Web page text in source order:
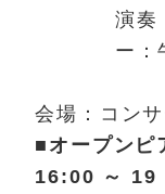
演奏
ー：
会場：コン
■オープンピ
16:00 ～ 19